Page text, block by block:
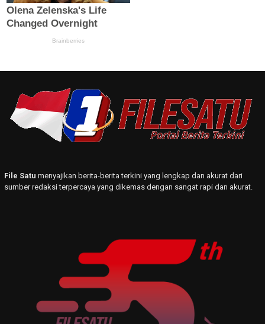
File Satu menyajikan berita-berita terkini yang lengkap dan akurat dari
sumber redaksi terpercaya yang dikemas dengan sangat rapi dan akurat.